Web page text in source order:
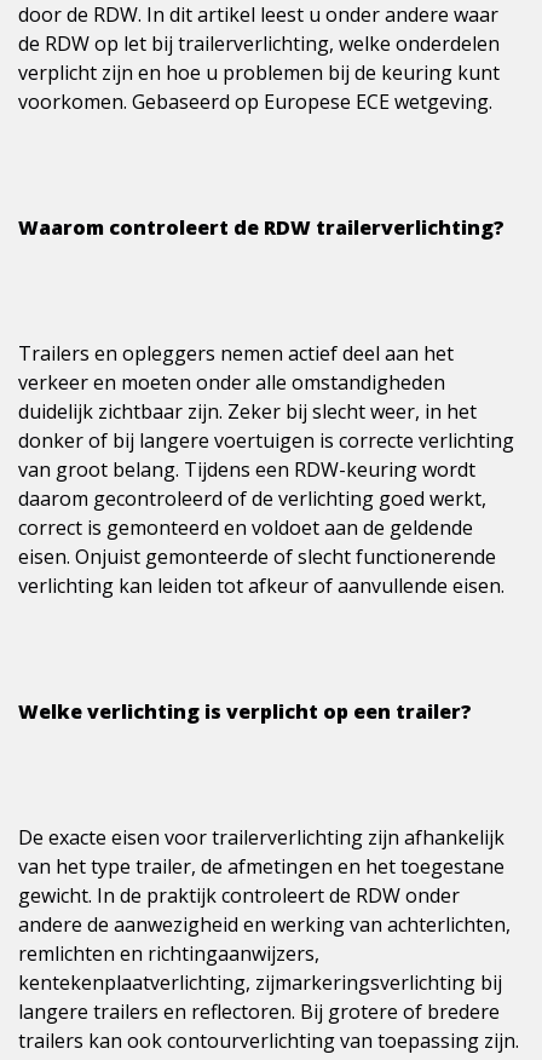
door de RDW. In dit artikel leest u onder andere waar
de RDW op let bij trailerverlichting, welke onderdelen
verplicht zijn en hoe u problemen bij de keuring kunt
voorkomen. Gebaseerd op Europese ECE wetgeving.
Waarom controleert de RDW trailerverlichting?
Trailers en opleggers nemen actief deel aan het
verkeer en moeten onder alle omstandigheden
duidelijk zichtbaar zijn. Zeker bij slecht weer, in het
donker of bij langere voertuigen is correcte verlichting
van groot belang. Tijdens een RDW-keuring wordt
daarom gecontroleerd of de verlichting goed werkt,
correct is gemonteerd en voldoet aan de geldende
eisen. Onjuist gemonteerde of slecht functionerende
verlichting kan leiden tot afkeur of aanvullende eisen.
Welke verlichting is verplicht op een trailer?
De exacte eisen voor trailerverlichting zijn afhankelijk
van het type trailer, de afmetingen en het toegestane
gewicht. In de praktijk controleert de RDW onder
andere de aanwezigheid en werking van achterlichten,
remlichten en richtingaanwijzers,
kentekenplaatverlichting, zijmarkeringsverlichting bij
langere trailers en reflectoren. Bij grotere of bredere
trailers kan ook contourverlichting van toepassing zijn.